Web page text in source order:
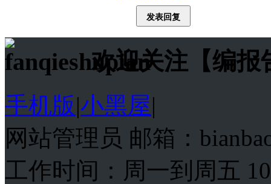
发表回复
欢迎关注【编报
手机版|小黑屋|
网站管理员 邮箱：
工作时间：周一到周五